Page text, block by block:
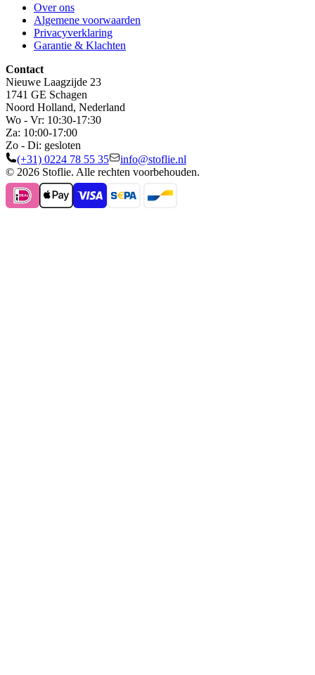
Over ons
Algemene voorwaarden
Privacyverklaring
Garantie & Klachten
Contact
Nieuwe Laagzijde 23
1741 GE Schagen
Noord Holland, Nederland
Wo - Vr: 10:30-17:30
Za: 10:00-17:00
Zo - Di: gesloten
(+31) 0224 78 55 35
info@stoflie.nl
© 2026 Stoflie. Alle rechten voorbehouden.